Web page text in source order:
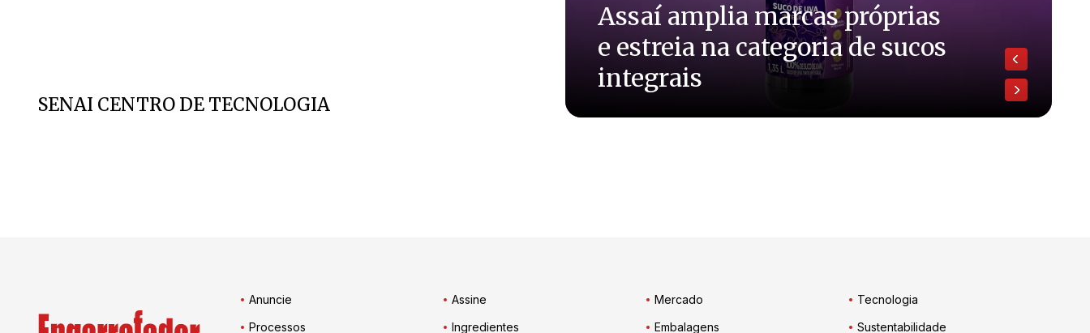
SENAI CENTRO DE TECNOLOGIA
Assaí amplia marcas próprias
e estreia na categoria de sucos
integrais
Anuncie Assine Mercado
Tecnologia
Processos
Ingredientes Embalagens Sustentabilidade